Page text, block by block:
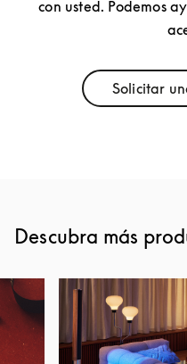
con usted. Podemos
Solicitar
Descubra más